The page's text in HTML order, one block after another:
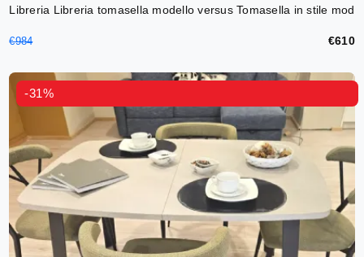
Libreria Libreria tomasella modello versus Tomasella in stile mod
€984 €610
-31%